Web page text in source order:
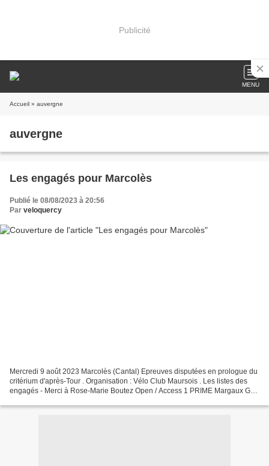
Publicité
MENU
Accueil » auvergne
auvergne
Les engagés pour Marcolès
Publié le 08/08/2023 à 20:56
Par veloquercy
Mercredi 9 août 2023 Marcolès (Cantal) Epreuves disputées en prologue du
critérium d'après-Tour . Organisation : Vélo Club Maursois . Les listes des
engagés - Merci à Rose-Marie Boutez Open / Access 1 PRIME Margaux Gsc